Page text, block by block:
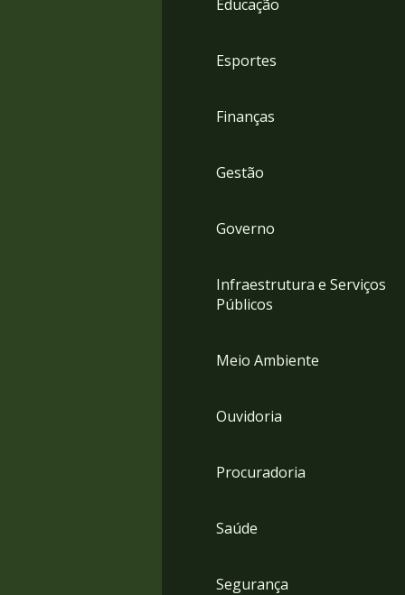
Educação
Esportes
Finanças
Gestão
Governo
Infraestrutura e Serviços
Públicos
Meio Ambiente
Ouvidoria
Procuradoria
Saúde
Segurança